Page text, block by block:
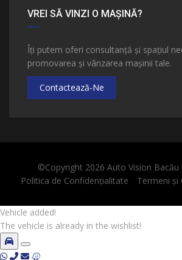
VREI SĂ VINZI O MAȘINĂ?
Îți putem oferi consultanță și spațiul
promovarea și vânzarea mașinii tale.
Contactează-Ne
©Copyright 2026 Auto Vision Bacău
Politica de Confidențialitate
Termeni și
Vehicle added!
The vehicle is already in the wishlist!